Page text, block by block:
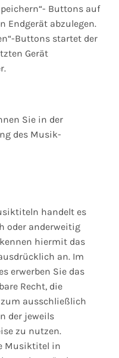
Buttons auf
Endgerät abzulegen.
Buttons startet der
Gerät
Sie in der
des Musik-
handelt es
oder anderweitig
hiermit das
an. Im
erwerben Sie das
Recht, die
ausschließlich
der jeweils
zu nutzen.
Musiktitel in